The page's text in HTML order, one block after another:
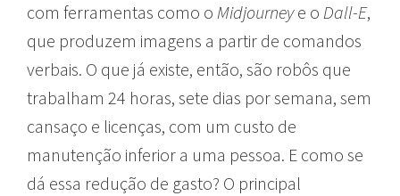
com ferramentas como o Midjourneye o Dall-E,
que produzem imagens a partir de comandos
verbais. O que já existe, então, são robôs que
trabalham 24 horas, sete dias por semana, sem
cansaço e licenças, com um custo de
manutenção inferior a uma pessoa. E como se
dá essa redução de gasto? O principal